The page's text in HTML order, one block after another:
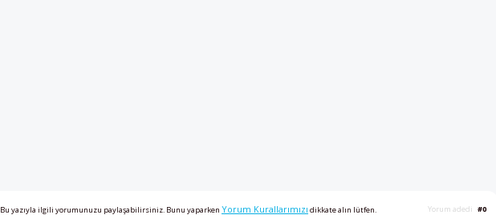
Bu yazıyla ilgili yorumunuzu paylaşabilirsiniz. Bunu yaparkenYorum Kurallarımızı dikkate alın lütfen. Yorum adedi #0